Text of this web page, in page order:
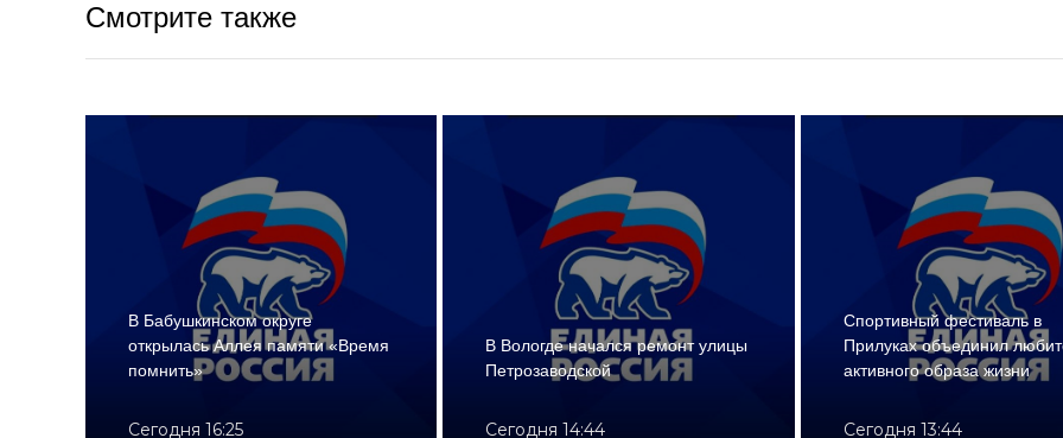
Смотрите также
В Бабушкинском округе
открылась Аллея памяти «Время
помнить»
Сегодня 16:25
В Вологде начался ремонт улицы
Петрозаводской
Сегодня 14:44
Спортивный фестиваль в
Прилуках объединил
активного образа жизни
Сегодня 13:44